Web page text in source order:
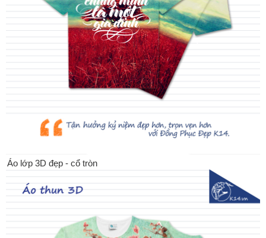
Áo lớp 3D đẹp - cổ tròn